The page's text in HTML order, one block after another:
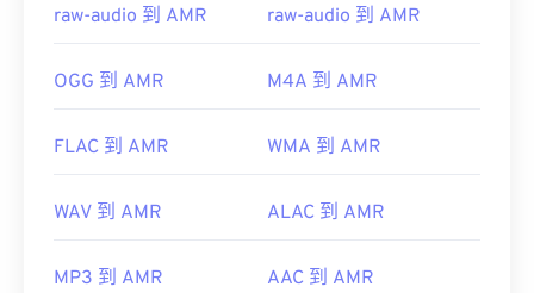
raw-audio 到 AMR raw-audio 到 AMR
OGG 到 AMR M4A 到 AMR
FLAC 到 AMR WMA 到 AMR
WAV 到 AMR ALAC 到 AMR
MP3 到 AMR AAC 到 AMR